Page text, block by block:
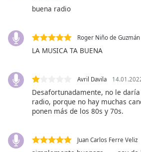
Font
Text
Edge
Family
buena radio
Roger Niño de Guzmán
LA MUSICA TA BUENA
Avril Davila
Desafortunadamente, no le
radio, porque no hay muchas
ponen más de los 80s y 70s.
Juan Carlos Ferre Veliz